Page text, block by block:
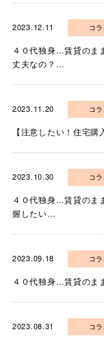
2023.12.11 コ
４０代独身…賃貸のま
丈夫なの？…
2023.11.20 コ
【注意したい！住宅購
2023.10.30 コ
４０代独身…賃貸のま
握したい…
2023.09.18 コ
４０代独身…賃貸の
2023.08.31 コ